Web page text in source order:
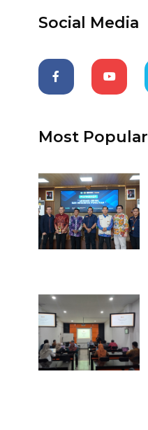
Social Media
Most Popular